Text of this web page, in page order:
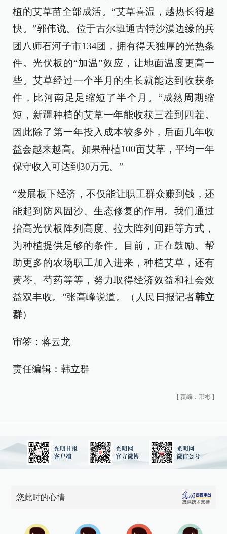
植的艾草苗全部成活。“艾草喜温，越热长得越
快。”郭伟说。位于古尔班通古特沙漠边缘的兵
团八师石河子市134团，拥有得天独厚的光热条
件。光伏板的“加温”效应，让地面温度更高一
些。艾草经过一个半月的生长就能达到收获条
件，比河南足足缩短了半个月。“成熟周期缩
短，新疆种植的艾草一年能收获三茬到四茬。
因此除了第一年投入成本较多外，后面几年收
益会越来越高。如果种植100亩艾草，平均一年
保守收入可达到30万元。”
“发展板下经济，不仅能让职工群众赚到钱，还
能起到防风固沙、生态修复的作用。我们通过
抬高光伏板阵列高度、拉大阵列间距等方式，
为种植提供足够的条件。目前，正在鼓励、帮
助更多的农场职工加入进来，种植艾草，还有
黄芩、芍药等等，努力取得经济效益和社会效
益双丰收。”张高峰说道。（人民日报记者韩立
群）
审签：蒋云龙
责任编辑：韩立群
[ 责编：邢彬 ]
您此时的心情